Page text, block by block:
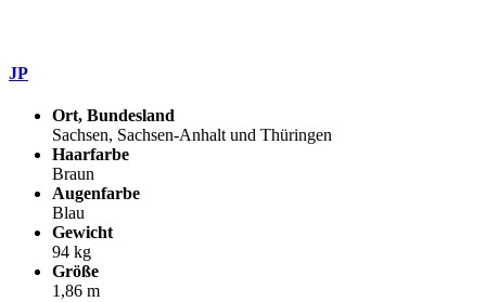
JP
Ort, Bundesland
Sachsen, Sachsen-Anhalt und Thüringen
Haarfarbe
Braun
Augenfarbe
Blau
Gewicht
94 kg
Größe
1,86 m